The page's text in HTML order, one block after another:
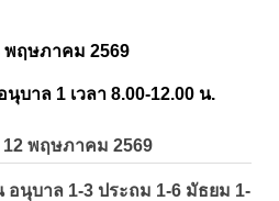
พฤษภาคม 2569
บาล 1 เวลา 8.00-12.00 น.
พฤษภาคม 2569
อนุบาล 1-3 ประถม 1-6 มัธยม 1-